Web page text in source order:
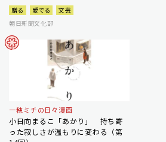
贈る 愛でる
文芸
朝日新聞文化部
一穂ミチの日々漫画
小日向まるこ「あかり」 持ち寄
った寂しさが温もりに変わる（第